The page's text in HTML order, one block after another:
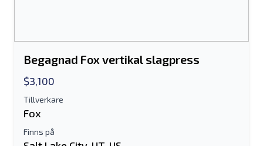
Begagnad Fox vertikal slagpress
$3,100
Tillverkare
Fox
Finns på